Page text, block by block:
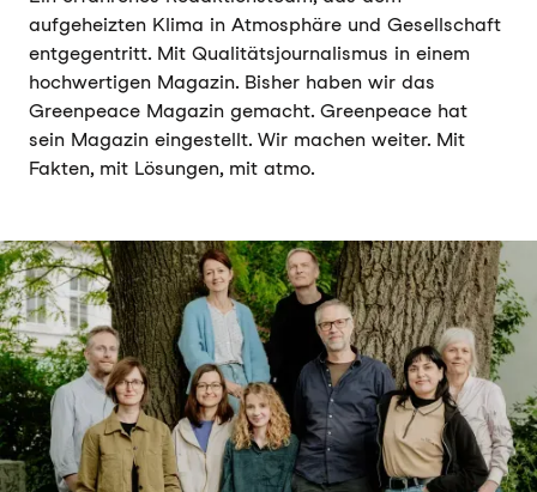
aufgeheizten Klima in Atmosphäre und Gesellschaft
entgegentritt. Mit Qualitätsjournalismus in einem
hochwertigen Magazin. Bisher haben wir das
Greenpeace Magazin gemacht. Greenpeace hat
sein Magazin eingestellt. Wir machen weiter. Mit
Fakten, mit Lösungen, mit atmo.